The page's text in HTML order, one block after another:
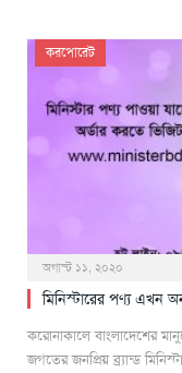
করপোরেট
অগাস্ট ১১, ২০২০
মিনিস্টারের পণ্য এখন
করোনাকালে বাংলাদেশের
জগতের জনপ্রিয় ব্র্যান্ড